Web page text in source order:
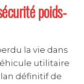
poids-
la vie dans
utilitaire
définitif de